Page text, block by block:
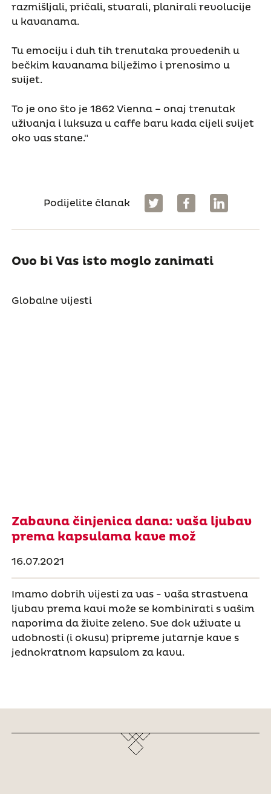
razmišljali, pričali, stvarali, planirali revolucije
u kavanama.
Tu emociju i duh tih trenutaka provedenih u
bečkim kavanama bilježimo i prenosimo u
svijet.
To je ono što je 1862 Vienna – onaj trenutak
uživanja i luksuza u caffe baru kada cijeli svijet
oko vas stane."
Podijelite članak
Ovo bi Vas isto moglo zanimati
Globalne vijesti
Zabavna činjenica dana: vaša ljubav
prema kapsulama kave mož
16.07.2021
Imamo dobrih vijesti za vas - vaša strastvena
ljubav prema kavi može se kombinirati s vašim
naporima da živite zeleno. Sve dok uživate u
udobnosti (i okusu) pripreme jutarnje kave s
jednokratnom kapsulom za kavu.